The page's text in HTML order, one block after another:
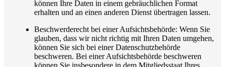
können Ihre Daten in einem gebräuchlichen Format
erhalten und an einen anderen Dienst übertragen lassen.
Beschwerderecht bei einer Aufsichtsbehörde: Wenn Sie
glauben, dass wir nicht richtig mit Ihren Daten umgehen,
können Sie sich bei einer Datenschutzbehörde
beschweren. Bei einer Aufsichtsbehörde beschweren
können Sie insbesondere in dem Mitgliedsstaat Ihres